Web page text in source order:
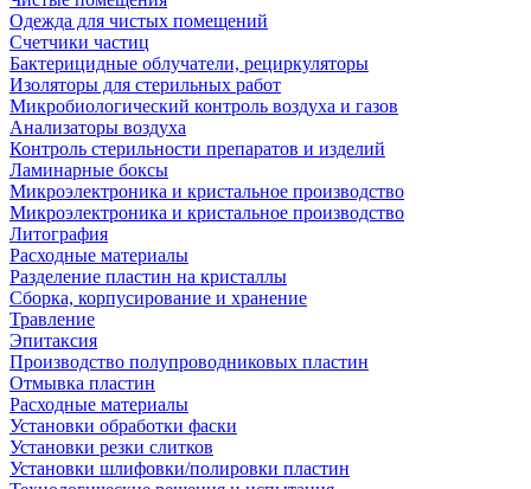
Одежда для чистых помещений
Счетчики частиц
Бактерицидные облучатели, рециркуляторы
Изоляторы для стерильных работ
Микробиологический контроль воздуха и газов
Анализаторы воздуха
Контроль стерильности препаратов и изделий
Ламинарные боксы
Микроэлектроника и кристальное производство
Микроэлектроника и кристальное производство
Литография
Расходные материалы
Разделение пластин на кристаллы
Сборка, корпусирование и хранение
Травление
Эпитаксия
Производство полупроводниковых пластин
Отмывка пластин
Расходные материалы
Установки обработки фаски
Установки резки слитков
Установки шлифовки/полировки пластин